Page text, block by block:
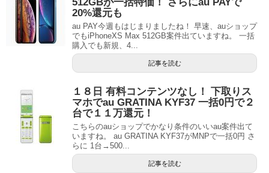
20%還元も
au PAY今週もはじまりましたね！ 早速、auショップ
でもiPhoneXS Max 512GB案件出ていますね。 一括
購入でも新規、4...
記事を読む
１８日 有料コンテンツなし！ 下取りス
マホでau GRATINA KYF37 一括0円で２
台で１１万還元！
こちらのauショップでかなり条件のいいau案件出て
いますね。 au GRATINA KYF37がMNPで一括0円 さ
らに 1台→500...
記事を読む